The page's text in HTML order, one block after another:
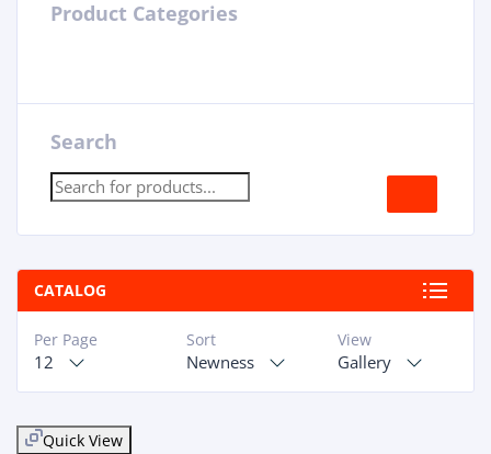
Product Categories
Search
CATALOG
View
Gallery
Sort
Newness
Per Page
12
Quick View